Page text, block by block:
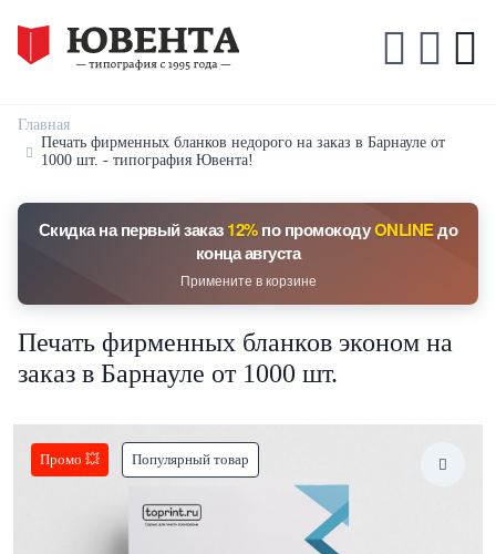
Главная
Печать фирменных бланков недорого на заказ в Барнауле от
1000 шт. - типография Ювента!
Скидка на первый заказ12%по промокодуONLINEдо
конца августа
Примените в корзине
Печать фирменных бланков эконом на
заказ в Барнауле от 1000 шт.
Промо 💥 Популярный товар